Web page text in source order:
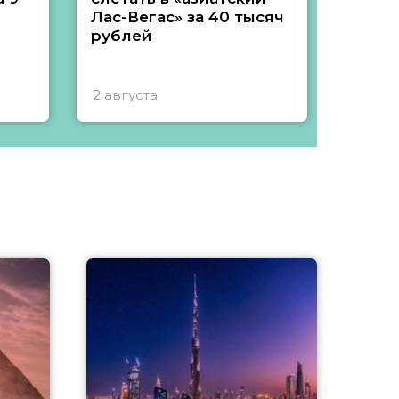
Лас-Вегас» за 40 тысяч
рублей
2 августа